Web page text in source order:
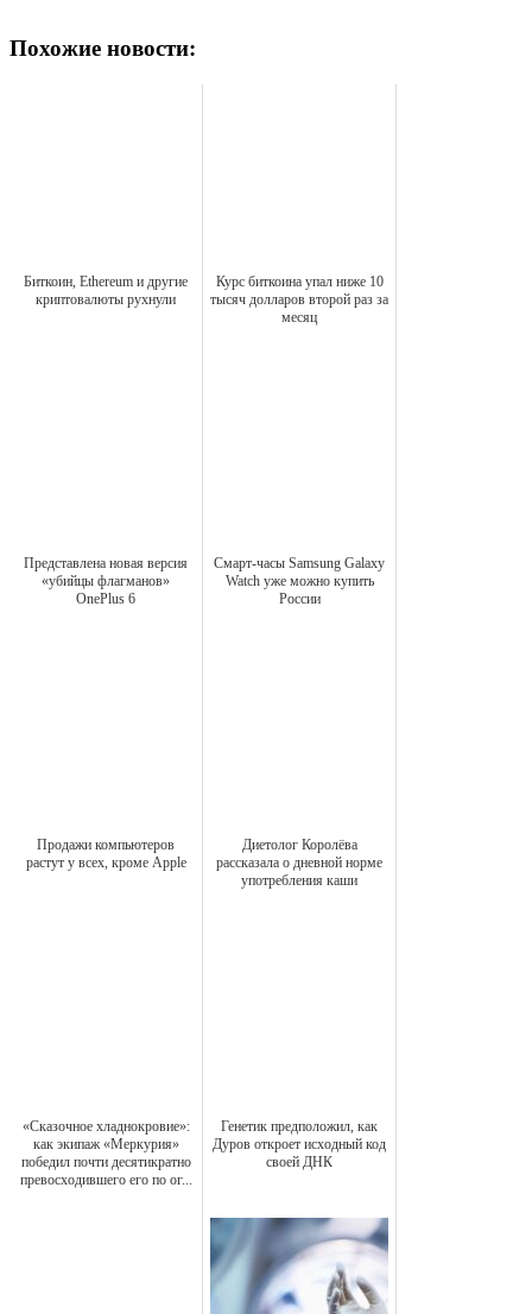
Похожие новости:
Биткоин, Ethereum и другие
криптовалюты рухнули
Курс биткоина упал ниже 10
тысяч долларов второй раз за
месяц
Представлена новая версия
«убийцы флагманов»
OnePlus 6
Смарт-часы Samsung Galaxy
Watch уже можно купить
России
Продажи компьютеров
растут у всех, кроме Apple
Диетолог Королёва
рассказала о дневной норме
употребления каши
«Сказочное хладнокровие»:
как экипаж «Меркурия»
победил почти десятикратно
превосходившего его по ог...
Генетик предположил, как
Дуров откроет исходный код
своей ДНК